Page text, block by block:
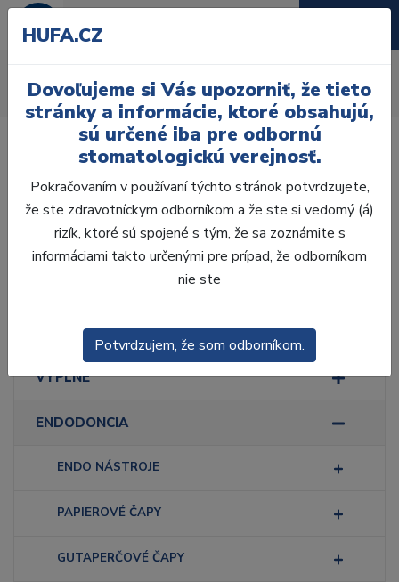
Úvod Ordinácia Endodoncia Kofferdam Spony
Laboratórium, Zub.
technika
ODLTAČKOVANIE
VÝPLNE
ENDODONCIA
ENDO NÁSTROJE
PAPIEROVÉ ČAPY
GUTAPERČOVÉ ČAPY
HUFA.CZ
Dovoľujeme si Vás upozorniť, že tieto
stránky a informácie, ktoré obsahujú,
sú určené iba pre odbornú
stomatologickú verejnosť.
Pokračovaním v používaní týchto stránok potvrdzujete,
že ste zdravotníckym odborníkom a že ste si vedomý (á)
rizík, ktoré sú spojené s tým, že sa zoznámite s
informáciami takto určenými pre prípad, že odborníkom
nie ste
Potvrdzujem, že som odborníkom.